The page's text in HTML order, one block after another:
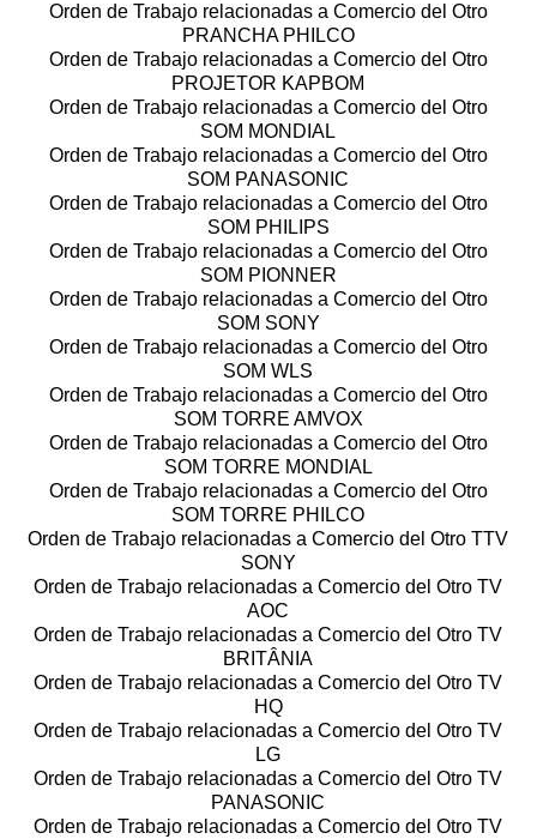
Orden de Trabajo relacionadas a Comercio del Otro
PRANCHA PHILCO
Orden de Trabajo relacionadas a Comercio del Otro
PROJETOR KAPBOM
Orden de Trabajo relacionadas a Comercio del Otro
SOM MONDIAL
Orden de Trabajo relacionadas a Comercio del Otro
SOM PANASONIC
Orden de Trabajo relacionadas a Comercio del Otro
SOM PHILIPS
Orden de Trabajo relacionadas a Comercio del Otro
SOM PIONNER
Orden de Trabajo relacionadas a Comercio del Otro
SOM SONY
Orden de Trabajo relacionadas a Comercio del Otro
SOM WLS
Orden de Trabajo relacionadas a Comercio del Otro
SOM TORRE AMVOX
Orden de Trabajo relacionadas a Comercio del Otro
SOM TORRE MONDIAL
Orden de Trabajo relacionadas a Comercio del Otro
SOM TORRE PHILCO
Orden de Trabajo relacionadas a Comercio del Otro TTV
SONY
Orden de Trabajo relacionadas a Comercio del Otro TV
AOC
Orden de Trabajo relacionadas a Comercio del Otro TV
BRITÂNIA
Orden de Trabajo relacionadas a Comercio del Otro TV
HQ
Orden de Trabajo relacionadas a Comercio del Otro TV
LG
Orden de Trabajo relacionadas a Comercio del Otro TV
PANASONIC
Orden de Trabajo relacionadas a Comercio del Otro TV